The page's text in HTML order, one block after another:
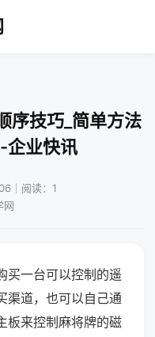
序技巧_简单方法
企业快讯
｜阅读：1
网
买一台可以控制的遥
渠道，也可以自己通
板来控制麻将牌的磁